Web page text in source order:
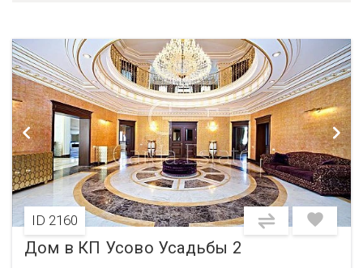
ID 2160
Дом в КП Усово Усадьбы 2